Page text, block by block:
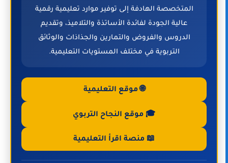
المتخصصة الهادفة إلى توفير موارد تعليمية رقمية
عالية الجودة لفائدة الأساتذة والتلاميذ، وتقديم
الدروس والفروض والتمارين والجذاذات والوثائق
التربوية في مختلف المستويات التعليمية.
🌐 موقع التعليمية
🎓 موقع النجاح التربوي
📖 منصة اقرأ التعليمية